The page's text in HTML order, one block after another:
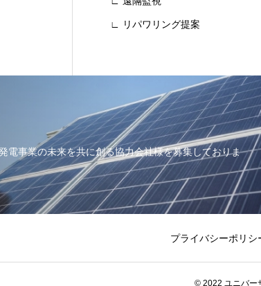
∟ リパワリング提案
電事業の未来を共に創る協力会社様を募集しておりま
プライバシーポリシ
© 2022 ユニバー